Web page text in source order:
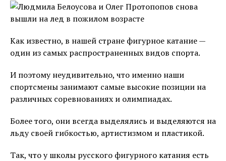
Как известно, в нашей стране фигурное катание —
один из самых распространенных видов спорта.
И поэтому неудивительно, что именно наши
спортсмены занимают самые высокие позиции на
различных соревнованиях и олимпиадах.
Более того, они всегда выделялись и выделяются на
льду своей гибкостью, артистизмом и пластикой.
Так, что у школы русского фигурного катания есть